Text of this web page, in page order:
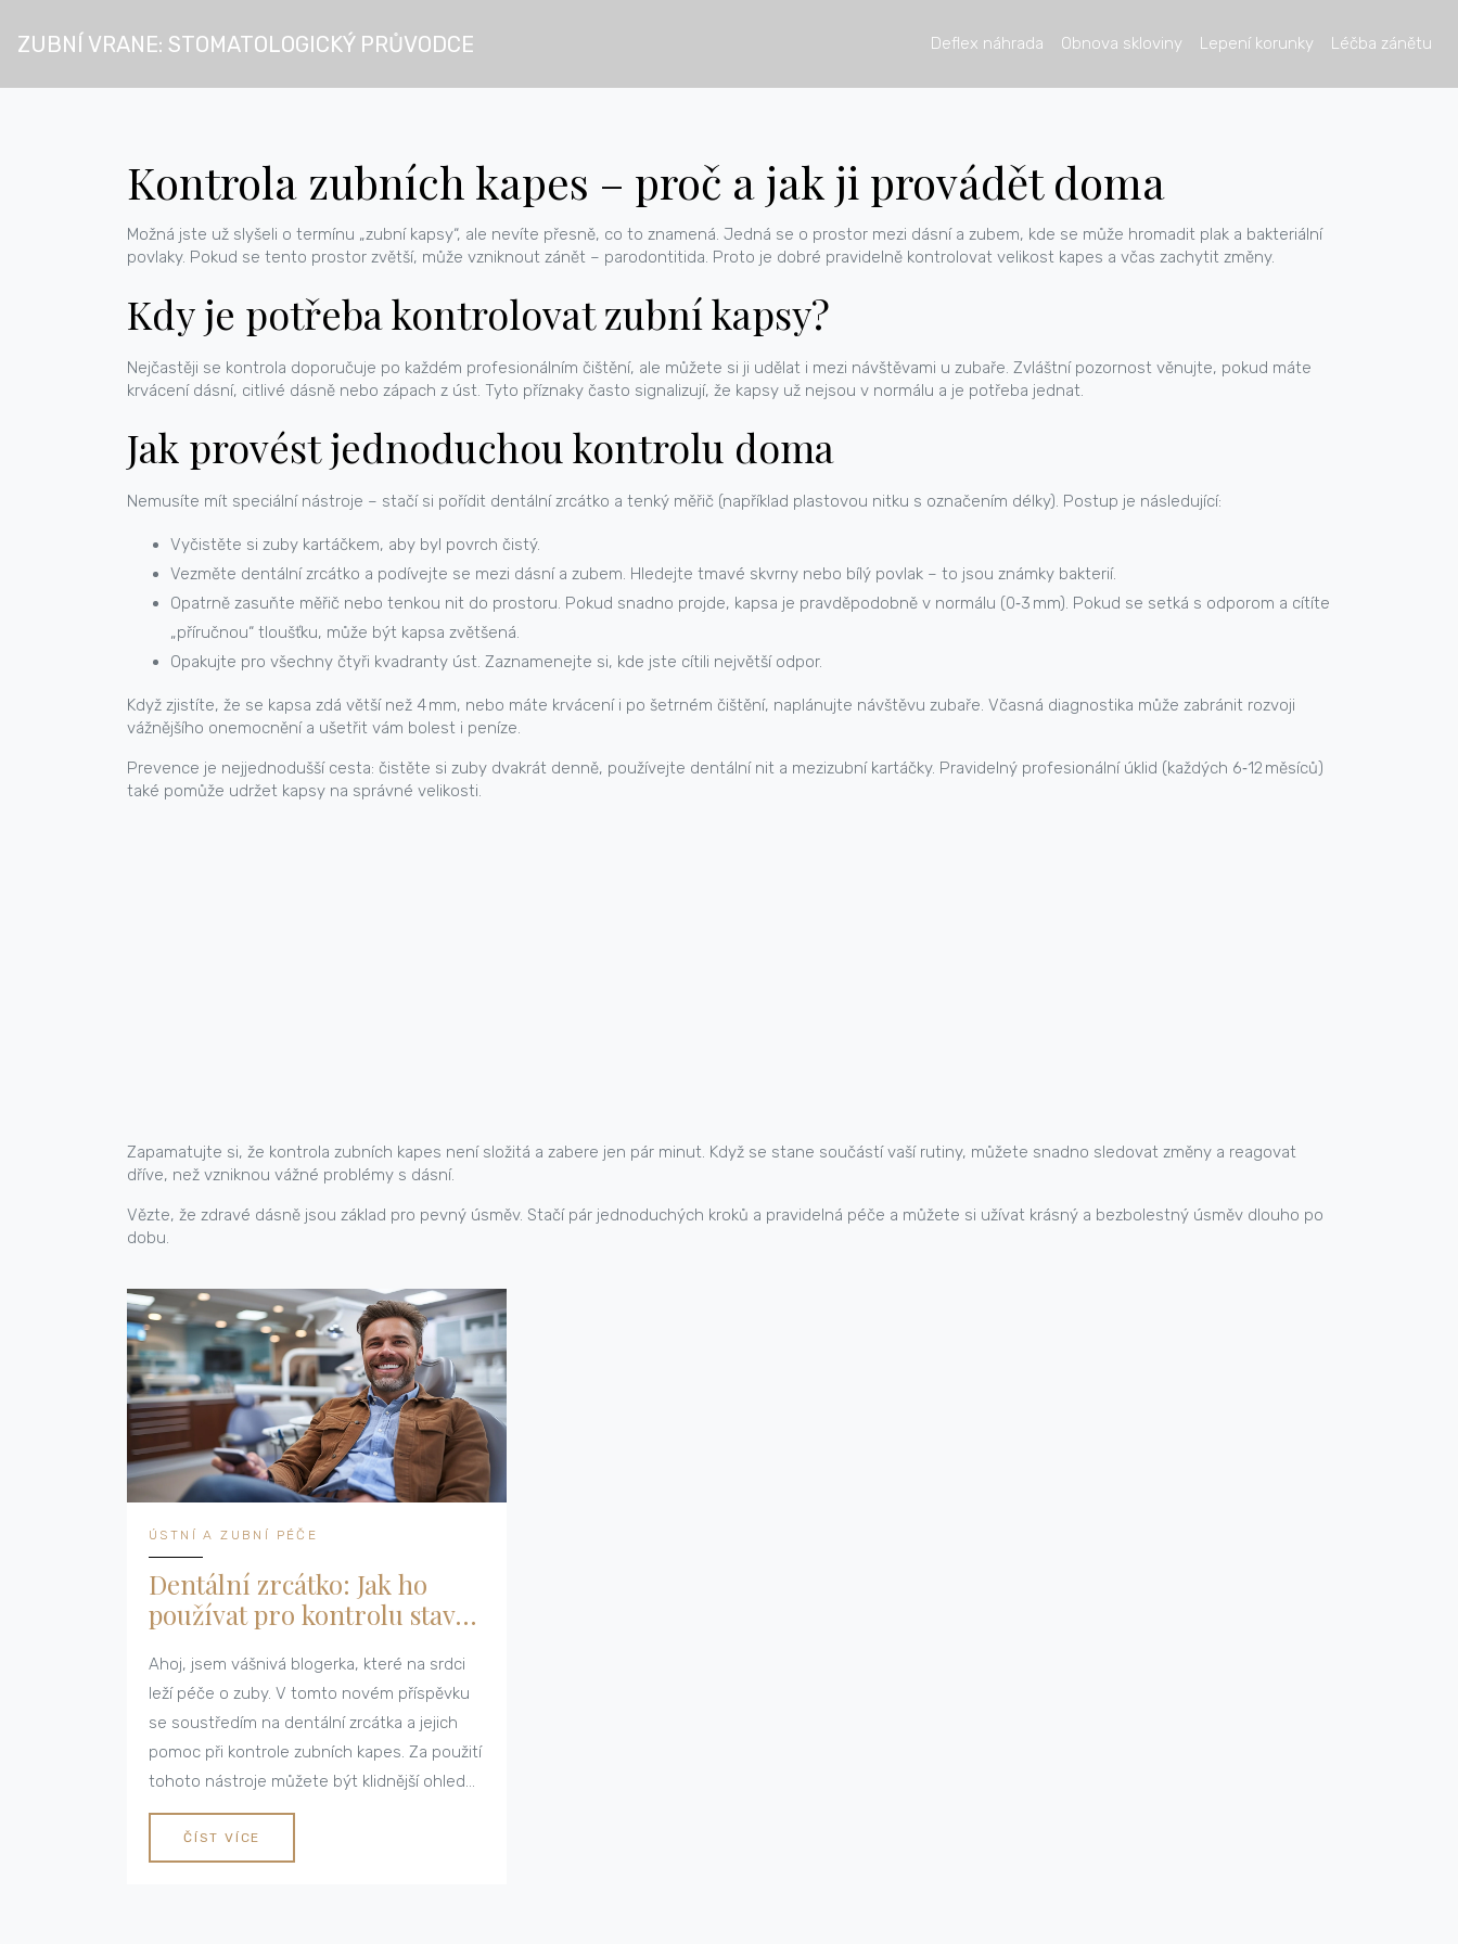
ZUBNÍ VRANE: STOMATOLOGICKÝ PRŮVODCE Deflex náhrada Obnova skloviny Lepení korunky Léčba zánětu
Kontrola zubních kapes – proč a jak ji provádět doma
Možná jste už slyšeli o termínu „zubní kapsy“, ale nevíte přesně, co to znamená. Jedná se o prostor mezi dásní a zubem, kde se může hromadit plak a bakteriální
povlaky. Pokud se tento prostor zvětší, může vzniknout zánět – parodontitida. Proto je dobré pravidelně kontrolovat velikost kapes a včas zachytit změny.
Kdy je potřeba kontrolovat zubní kapsy?
Nejčastěji se kontrola doporučuje po každém profesionálním čištění, ale můžete si ji udělat i mezi návštěvami u zubaře. Zvláštní pozornost věnujte, pokud máte
krvácení dásní, citlivé dásně nebo zápach z úst. Tyto příznaky často signalizují, že kapsy už nejsou v normálu a je potřeba jednat.
Jak provést jednoduchou kontrolu doma
Nemusíte mít speciální nástroje – stačí si pořídit dentální zrcátko a tenký měřič (například plastovou nitku s označením délky). Postup je následující:
Vyčistěte si zuby kartáčkem, aby byl povrch čistý.
Vezměte dentální zrcátko a podívejte se mezi dásní a zubem. Hledejte tmavé skvrny nebo bílý povlak – to jsou známky bakterií.
Opatrně zasuňte měřič nebo tenkou nit do prostoru. Pokud snadno projde, kapsa je pravděpodobně v normálu (0‑3 mm). Pokud se setká s odporom a cítíte
„příručnou“ tloušťku, může být kapsa zvětšená.
Opakujte pro všechny čtyři kvadranty úst. Zaznamenejte si, kde jste cítili největší odpor.
Když zjistíte, že se kapsa zdá větší než 4 mm, nebo máte krvácení i po šetrném čištění, naplánujte návštěvu zubaře. Včasná diagnostika může zabránit rozvoji
vážnějšího onemocnění a ušetřit vám bolest i peníze.
Prevence je nejjednodušší cesta: čistěte si zuby dvakrát denně, používejte dentální nit a mezizubní kartáčky. Pravidelný profesionální úklid (každých 6‑12 měsíců)
také pomůže udržet kapsy na správné velikosti.
Zapamatujte si, že kontrola zubních kapes není složitá a zabere jen pár minut. Když se stane součástí vaší rutiny, můžete snadno sledovat změny a reagovat
dříve, než vzniknou vážné problémy s dásní.
Vězte, že zdravé dásně jsou základ pro pevný úsměv. Stačí pár jednoduchých kroků a pravidelná péče a můžete si užívat krásný a bezbolestný úsměv dlouho po
dobu.
ÚSTNÍ A ZUBNÍ PÉČE
Dentální zrcátko: Jak ho
používat pro kontrolu stavu
Ahoj, jsem vášnivá blogerka, které na srdci
leží péče o zuby. V tomto novém příspěvku
se soustředím na dentální zrcátka a jejich
pomoc při kontrole zubních kapes. Za použití
tohoto nástroje můžete být klidnější ohledně
svého orálního zdraví. Představím vám, jak
zrcátko správně používat a jak vám může
pomoci při pravidelné kontrole vašich zubů.
ČÍST VÍCE